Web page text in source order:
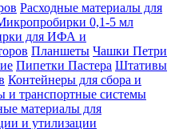
Расходные материалы для
0,1-5 мл
для ИФА и
Планшеты Чашки Петри
Пипетки Пастера Штативы
Контейнеры для сбора и
и транспортные системы
материалы для
и утилизации